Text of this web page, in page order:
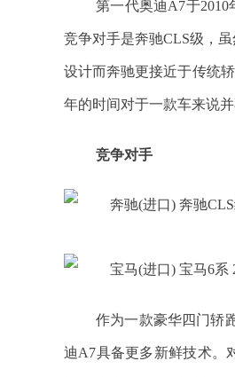
第一代奥迪A7于
竞争对手是奔驰CLS级，
设计而奔驰更接近于传统
年的时间对于一款车来说
竞争对手
作为一款豪华四门轿
迪A7具备更多新鲜技术。